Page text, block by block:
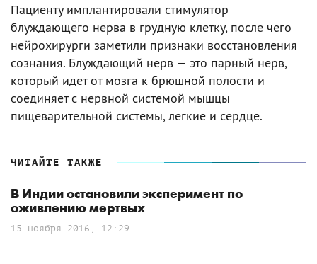
Пациенту имплантировали стимулятор
блуждающего нерва в грудную клетку, после чего
нейрохирурги заметили признаки восстановления
сознания. Блуждающий нерв — это парный нерв,
который идет от мозга к брюшной полости и
соединяет с нервной системой мышцы
пищеварительной системы, легкие и сердце.
ЧИТАЙТЕ ТАКЖЕ
В Индии остановили эксперимент по
оживлению мертвых
15 ноября 2016, 12:29